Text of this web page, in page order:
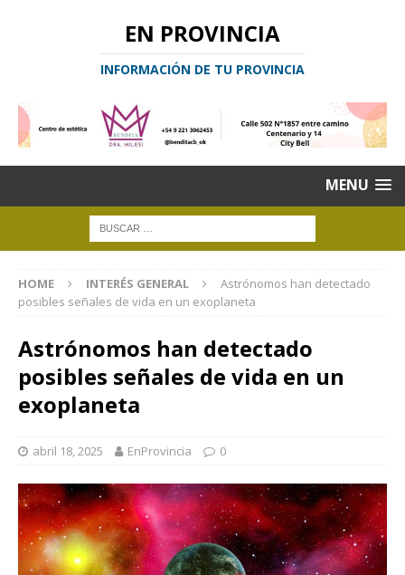
EN PROVINCIA
INFORMACIÓN DE TU PROVINCIA
MENU
HOME INTERÉS GENERAL
Astrónomos han detectado
posibles señales de vida en un exoplaneta
Astrónomos han detectado
posibles señales de vida en un
exoplaneta
abril 18, 2025 EnProvincia 0